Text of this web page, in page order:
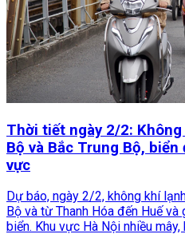
Thời tiết ngày 2/2:
Bộ và Bắc Trung Bộ,
vực
Dự báo, ngày 2/2, không khí
Bộ và từ Thanh Hóa đến Huế
biển. Khu vực Hà Nội nhiều mây,